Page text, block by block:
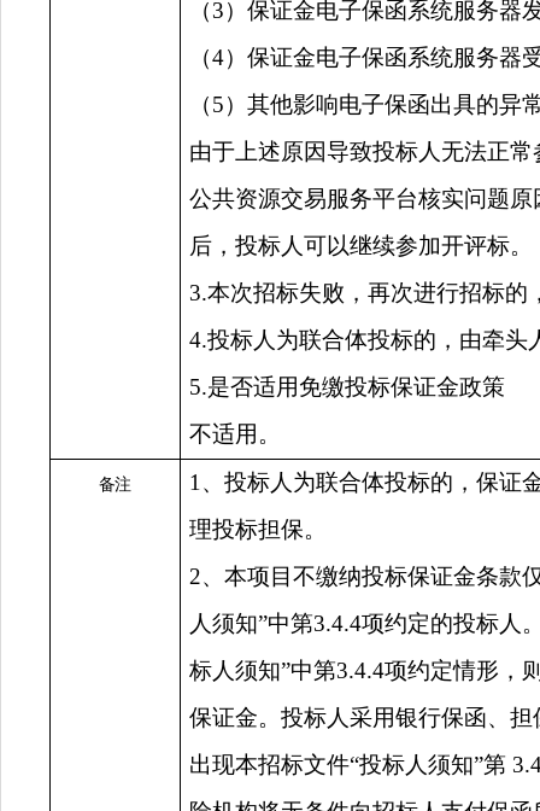
（3）保证金电子保函系统服务器
（4）保证金电子保函系统服务器
（5）其他影响电子保函出具的异
由于上述原因导致投标人无法正
公共资源交易服务平台核实问题
后，投标人可以继续参加开评标。
3.本次招标失败，再次进行招标
4.投标人为联合体投标的，由牵
5.是否适用免缴投标保证金政策
不适用。
备注
1、投标人为联合体投标的，保证
理投标担保。
2、本项目不缴纳投标保证金条款
人须知”中第3.4.4项约定的投标人
标人须知”中第3.4.4项约定情形，
保证金。投标人采用银行保函、
出现本招标文件“投标人须知”第